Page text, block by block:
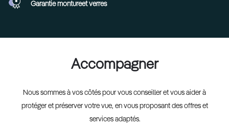
Garantie montureet verres
Accompagner
Nous sommes à vos côtés pour vous conseiller et vous aider à
protéger et préserver votre vue, en vous proposant des offres et
services adaptés.